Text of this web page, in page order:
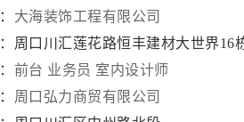
大海装饰工程有限公司
周口川汇莲花路恒丰建材大世界16
前台 业务员 室内设计师
周口弘力商贸有限公司